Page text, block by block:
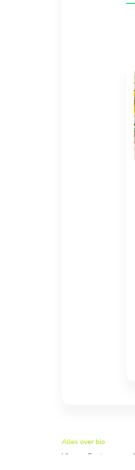
Alles over bio
Vlaams Centrum voor